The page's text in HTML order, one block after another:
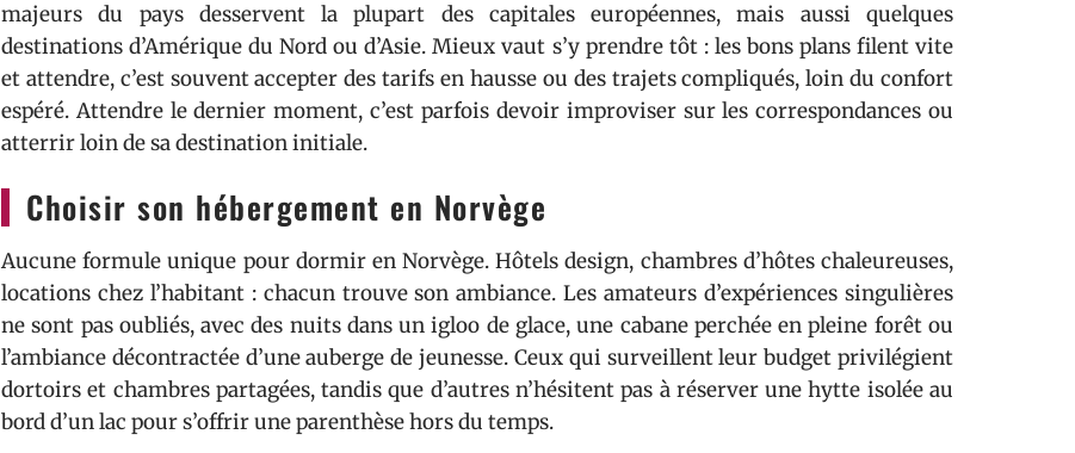
majeurs du pays desservent la plupart des capitales européennes, mais aussi quelques
destinations d’Amérique du Nord ou d’Asie. Mieux vaut s’y prendre tôt : les bons plans filent vite
et attendre, c’est souvent accepter des tarifs en hausse ou des trajets compliqués, loin du confort
espéré. Attendre le dernier moment, c’est parfois devoir improviser sur les correspondances ou
atterrir loin de sa destination initiale.
Choisir son hébergement en Norvège
Aucune formule unique pour dormir en Norvège. Hôtels design, chambres d’hôtes chaleureuses,
locations chez l’habitant : chacun trouve son ambiance. Les amateurs d’expériences singulières
ne sont pas oubliés, avec des nuits dans un igloo de glace, une cabane perchée en pleine forêt ou
l’ambiance décontractée d’une auberge de jeunesse. Ceux qui surveillent leur budget privilégient
dortoirs et chambres partagées, tandis que d’autres n’hésitent pas à réserver une hytte isolée au
bord d’un lac pour s’offrir une parenthèse hors du temps.